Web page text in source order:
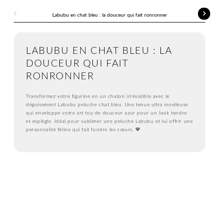
Labubu en chat bleu : la douceur qui fait ronronner
LABUBU EN CHAT BLEU : LA
DOUCEUR QUI FAIT
RONRONNER
Transformez votre figurine en un chaton irrésistible avec le
déguisement Labubu peluche chat bleu. Une tenue ultra moelleuse
qui enveloppe votre art toy de douceur azur pour un look tendre
et espiègle. Idéal pour sublimer une peluche Labubu et lui offrir une
personnalité féline qui fait fondre les cœurs. 💙